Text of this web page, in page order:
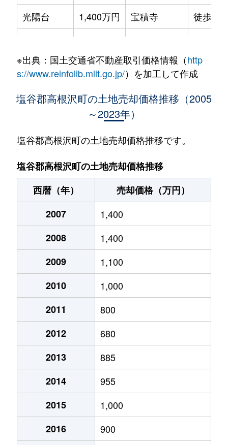
光陽台
1,400万円 宝積寺
徒歩24
大字伏久
900万円 仁井田(栃木)
徒歩29
1,000万円 宝積寺
大字宝積寺
150万円 宝積寺
大字宝積寺
710万円 宝積寺
大字宝積寺
宝積寺
宝積寺
1,400万円
宝積寺
2,300万円
宝石台
450万円
宝石台
1,400万円
宝石台
1,500万円
※出典：国土交通省不動産取引価格情報（http
s://www.reinfolib.mlit.go.jp/）を加工して作成
塩谷郡高根沢町の土地売却価格推移（2005
～2023年）
塩谷郡高根沢町の土地売却価格推移です。
塩谷郡高根沢町の土地売却価格推移
西暦（年）
売却価格（万円）
2007
1,400
2008
1,400
2009
1,100
2010
1,000
2011
800
2012
680
2013
885
2014
955
2015
1,000
2016
900